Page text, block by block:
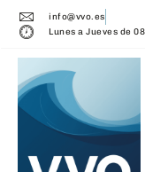
info@vvo.es
Lunes a Jueves de